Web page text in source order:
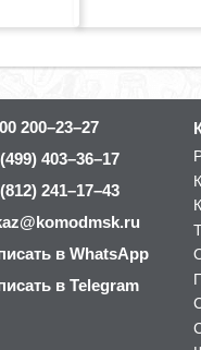
200–23–27
403–36–17
241–17–43
в WhatsApp
в Telegram